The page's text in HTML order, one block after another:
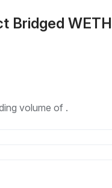
Bridged WETH
volume of .